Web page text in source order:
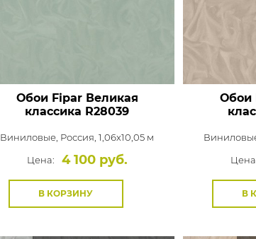
Обои Fipar Великая
классика R28039
Виниловые, Россия, 1,06x10,05 м
Цена:
4 100 руб.
В КОРЗИНУ
Обои
В